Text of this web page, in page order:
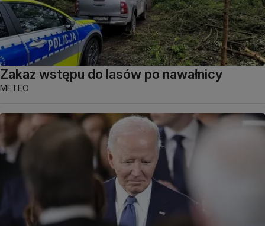
Zakaz wstępu do lasów po nawałnicy
METEO